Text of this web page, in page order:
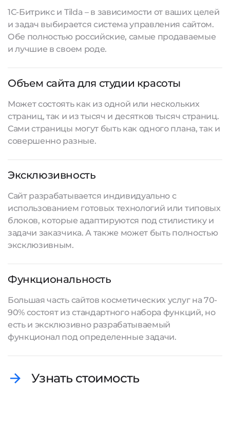
1С-Битрикс и Tilda – в зависимости от ваших целей
и задач выбирается система управления сайтом.
Обе полностью российские, самые продаваемые
и лучшие в своем роде.
Объем сайта для студии красоты
Может состоять как из одной или нескольких
страниц, так и из тысяч и десятков тысяч страниц.
Сами страницы могут быть как одного плана, так и
совершенно разные.
Эксклюзивность
Сайт разрабатывается индивидуально с
использованием готовых технологий или типовых
блоков, которые адаптируются под стилистику и
задачи заказчика. А также может быть полностью
эксклюзивным.
Функциональность
Большая часть сайтов косметических услуг на 70-
90% состоят из стандартного набора функций, но
есть и эксклюзивно разрабатываемый
функционал под определенные задачи.
Узнать стоимость